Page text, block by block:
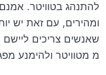
להתנהג בטוויטר.
ומהירים, עם זאת יש
שאנשים צריכים
מ מטוויטר ולהימנע